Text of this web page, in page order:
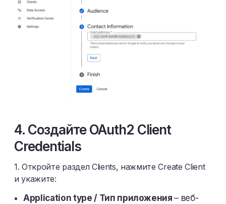
4. Создайте OAuth2 Client
Credentials
1. Откройте раздел Clients, нажмите Create Client
и укажите:
Application type / Тип приложения– веб-